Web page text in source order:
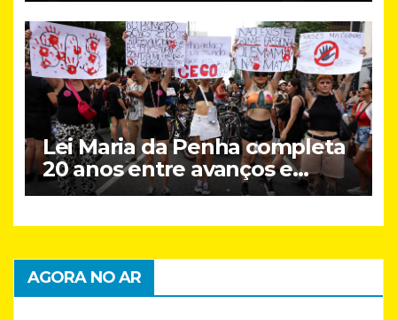
Lei Maria da Penha completa
20 anos entre avanços e
desafios
AGORA NO AR